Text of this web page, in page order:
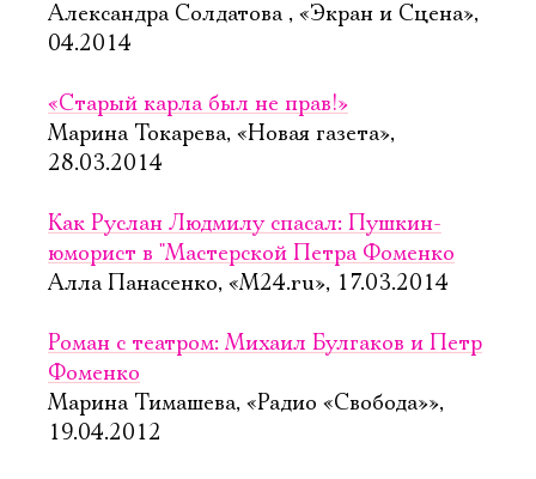
Александра Солдатова , «Экран и Сцена»,
04.2014
«Старый карла был не прав!»
Марина Токарева, «Новая газета»,
28.03.2014
Как Руслан Людмилу спасал: Пушкин-
юморист в "Мастерской Петра Фоменко
Алла Панасенко, «М24.ru», 17.03.2014
Роман с театром: Михаил Булгаков и Петр
Фоменко
Марина Тимашева, «Радио «Свобода»»,
19.04.2012